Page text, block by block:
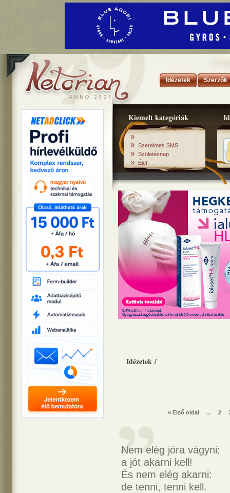
Idézetek Szerzők
Kiemelt kategóriák
»
» Szerelmes SMS
» Születésnap
» Élet
Idézetek /
« Első oldal ... 2
Nem elég jóra vágyni:
a jót akarni kell!
És nem elég akarni:
de tenni, tenni kell.